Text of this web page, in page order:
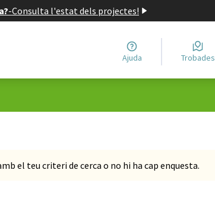
-Consulta l'estat dels projectes!
Ajuda Trobades
el teu criteri de cerca o no hi ha cap enquesta.